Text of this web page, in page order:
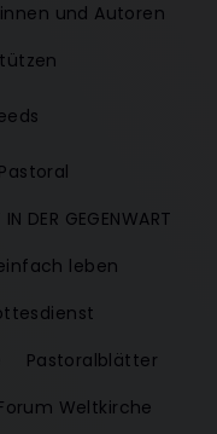
und Autoren
IN DER GEGENWART
leben
Pastoralblätter
Weltkirche